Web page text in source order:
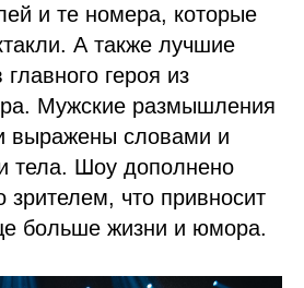
и те номера, которые
А также лучшие
героя из
Мужские размышления
выражены словами и
тела. Шоу дополнено
зрителем, что привносит
больше жизни и юмора.